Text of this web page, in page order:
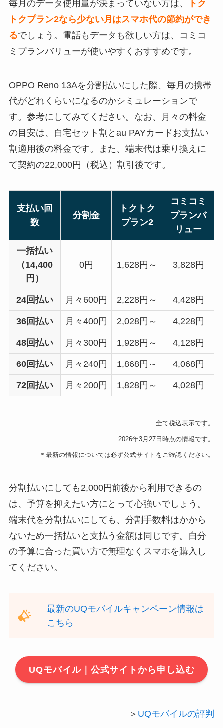
毎月のデータ使用量が決まっていない方は、
トク
トクプラン2なら少ない月はスマホ代の節約ができ
るでしょう。電話もデータも欲しい方は、コミコ
ミプランバリューが使いやすくおすすめです。
OPPO Reno 13Aを分割払いにした際、毎月の携帯
代がどれくらいになるのかシミュレーションで
す。参考にしてみてください。なお、月々の料金
の目安は、自宅セット割とau PAYカードお支払い
割適用後の料金です。また、端末代は乗り換えに
て契約の22,000円（税込）割引後です。
支払い回
数
分割金
トクトク
プラン2
コミコミ
プランバ
リュー
一括払い
（14,400
円）
0円 1,628円～ 3,828円
24回払い 月々600円 2,228円～ 4,428円
36回払い 月々400円 2,028円～ 4,228円
48回払い 月々300円 1,928円～ 4,128円
60回払い 月々240円 1,868円～ 4,068円
72回払い 月々200円 1,828円～ 4,028円
全て税込表示です。
2026年3月27日時点の情報です。
＊最新の情報については必ず公式サイトをご確認ください。
分割払いにしても2,000円前後から利用できるの
は、予算を抑えたい方にとって心強いでしょう。
端末代を分割払いにしても、分割手数料はかから
ないため一括払いと支払う金額は同じです。自分
の予算に合った買い方で無理なくスマホを購入し
てください。
最新のUQモバイルキャンペーン情報は
こちら
UQモバイル｜公式サイトから申し込む
＞ UQモバイルの評判